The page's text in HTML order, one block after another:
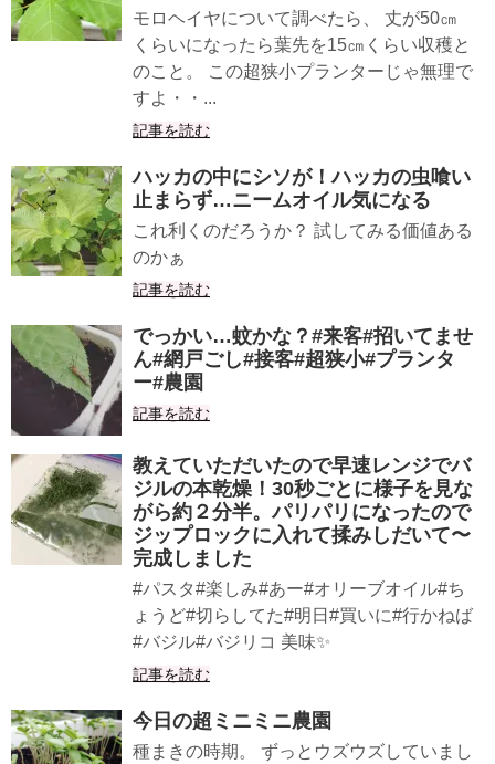
モロヘイヤについて調べたら、 丈が50㎝
くらいになったら葉先を15㎝くらい収穫と
のこと。 この超狭小プランターじゃ無理で
すよ・・...
記事を読む
ハッカの中にシソが！ハッカの虫喰い
止まらず…ニームオイル気になる
これ利くのだろうか？ 試してみる価値ある
のかぁ
記事を読む
でっかい…蚊かな？#来客#招いてませ
ん#網戸ごし#接客#超狭小#プランタ
ー#農園
記事を読む
教えていただいたので早速レンジでバ
ジルの本乾燥！30秒ごとに様子を見な
がら約２分半。パリパリになったので
ジップロックに入れて揉みしだいて〜
完成しました
#パスタ#楽しみ#あー#オリーブオイル#ち
ょうど#切らしてた#明日#買いに#行かねば
#バジル#バジリコ 美味✨
記事を読む
今日の超ミニミニ農園
種まきの時期。 ずっとウズウズしていまし